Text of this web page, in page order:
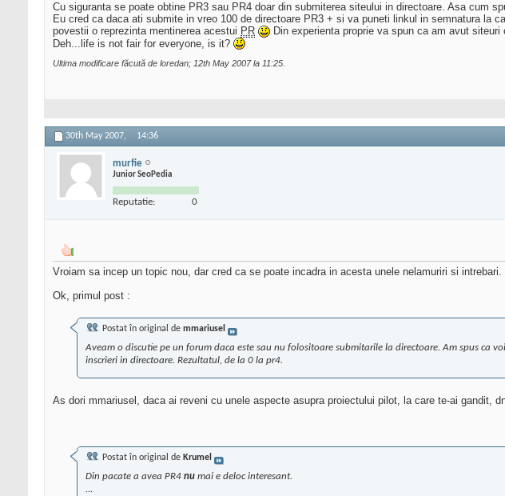
Cu siguranta se poate obtine PR3 sau PR4 doar din submiterea siteului in directoare. Asa cum
Eu cred ca daca ati submite in vreo 100 de directoare PR3 + si va puneti linkul in semnatura la
povestii o reprezinta mentinerea acestui PR Din experienta proprie va spun ca am avut siteuri
Deh...life is not fair for everyone, is it?
Ultima modificare făcută de loredan; 12th May 2007 la 11:25
30th May 2007, 14:36
murfie
Junior SeoPedia
Reputatie: 0
Vroiam sa incep un topic nou, dar cred ca se poate incadra in acesta unele nelamuriri si intrebari.
Ok, primul post :
Postat în original de mmariusel
Aveam o discutie pe un forum daca este sau nu folositoare submitarile la directoare. Am spus ca
inscrieri in directoare. Rezultatul, de la 0 la pr4.
As dori mmariusel, daca ai reveni cu unele aspecte asupra proiectului pilot, la care te-ai gandit,
Postat în original de Krumel
Din pacate a avea PR4 nu mai e deloc interesant.
...